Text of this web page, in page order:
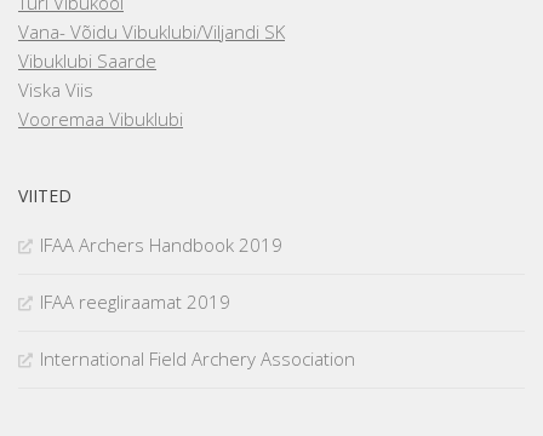
Vana- Võidu Vibuklubi/Viljandi SK
Vibuklubi Saarde
Viska Viis
Vooremaa Vibuklubi
VIITED
IFAA Archers Handbook 2019
IFAA reegliraamat 2019
International Field Archery Association